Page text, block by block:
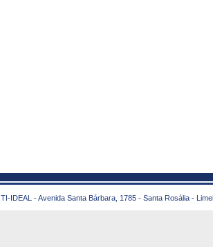
TI-IDEAL - Avenida Santa Bárbara, 1785 - Santa Rosália -